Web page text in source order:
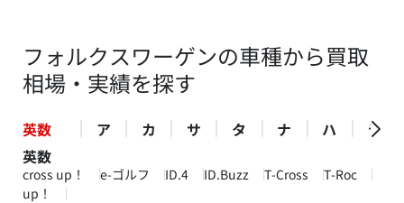
フォルクスワーゲンの車種から買取
相場・実績を探す
英数 ア カ サ タ ナ ハ
ラ
英数
cross up！ e-ゴルフ ID.4 ID.Buzz T-Cross
T-Roc
up！